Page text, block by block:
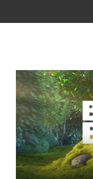
視
訊
播
放
器